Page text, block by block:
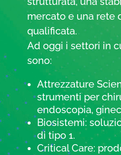
mercato e una rete
qualificata.
Ad oggi i settori in
sono:
Attrezzature
strumenti per
endoscopia,
Biosistemi:
di tipo 1.
Critical Care: